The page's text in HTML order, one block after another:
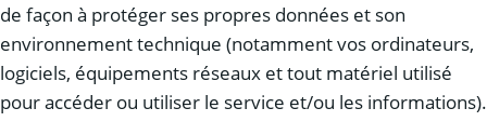
de façon à protéger ses propres données et son
environnement technique (notamment vos ordinateurs,
logiciels, équipements réseaux et tout matériel utilisé
pour accéder ou utiliser le service et/ou les informations).